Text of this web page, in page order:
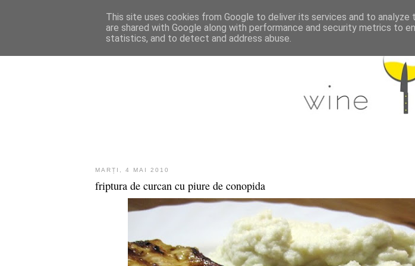
MARȚI, 4 MAI 2010
friptura de curcan cu piure de conopida
This site uses cookies from Google to deliver its services and to analyze
are shared with Google along with performance and security metrics to
statistics, and to detect and address abuse.